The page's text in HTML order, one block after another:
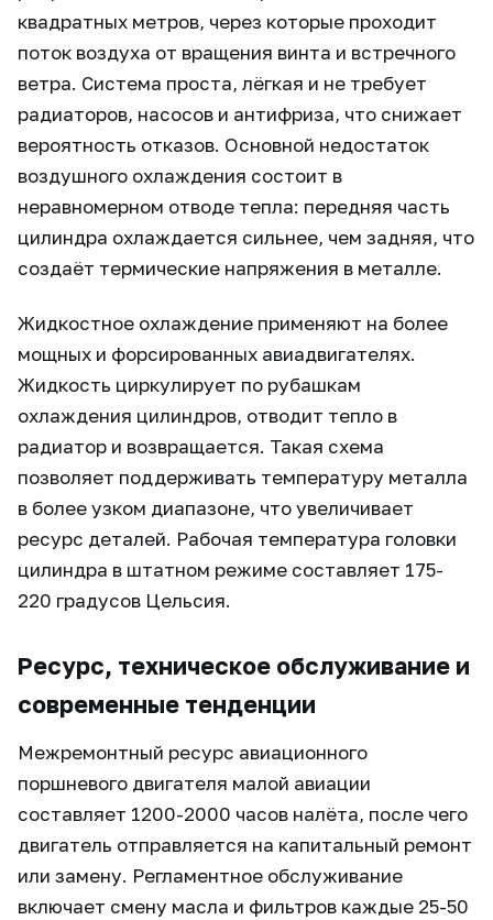
квадратных метров, через которые проходит
поток воздуха от вращения винта и встречного
ветра. Система проста, лёгкая и не требует
радиаторов, насосов и антифриза, что снижает
вероятность отказов. Основной недостаток
воздушного охлаждения состоит в
неравномерном отводе тепла: передняя часть
цилиндра охлаждается сильнее, чем задняя, что
создаёт термические напряжения в металле.
Жидкостное охлаждение применяют на более
мощных и форсированных авиадвигателях.
Жидкость циркулирует по рубашкам
охлаждения цилиндров, отводит тепло в
радиатор и возвращается. Такая схема
позволяет поддерживать температуру металла
в более узком диапазоне, что увеличивает
ресурс деталей. Рабочая температура головки
цилиндра в штатном режиме составляет 175-
220 градусов Цельсия.
Ресурс, техническое обслуживание и
современные тенденции
Межремонтный ресурс авиационного
поршневого двигателя малой авиации
составляет 1200-2000 часов налёта, после чего
двигатель отправляется на капитальный ремонт
или замену. Регламентное обслуживание
включает смену масла и фильтров каждые 25-50